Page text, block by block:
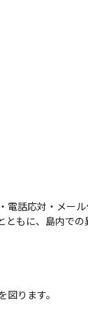
話応対・メール
もに、島内での
ります。